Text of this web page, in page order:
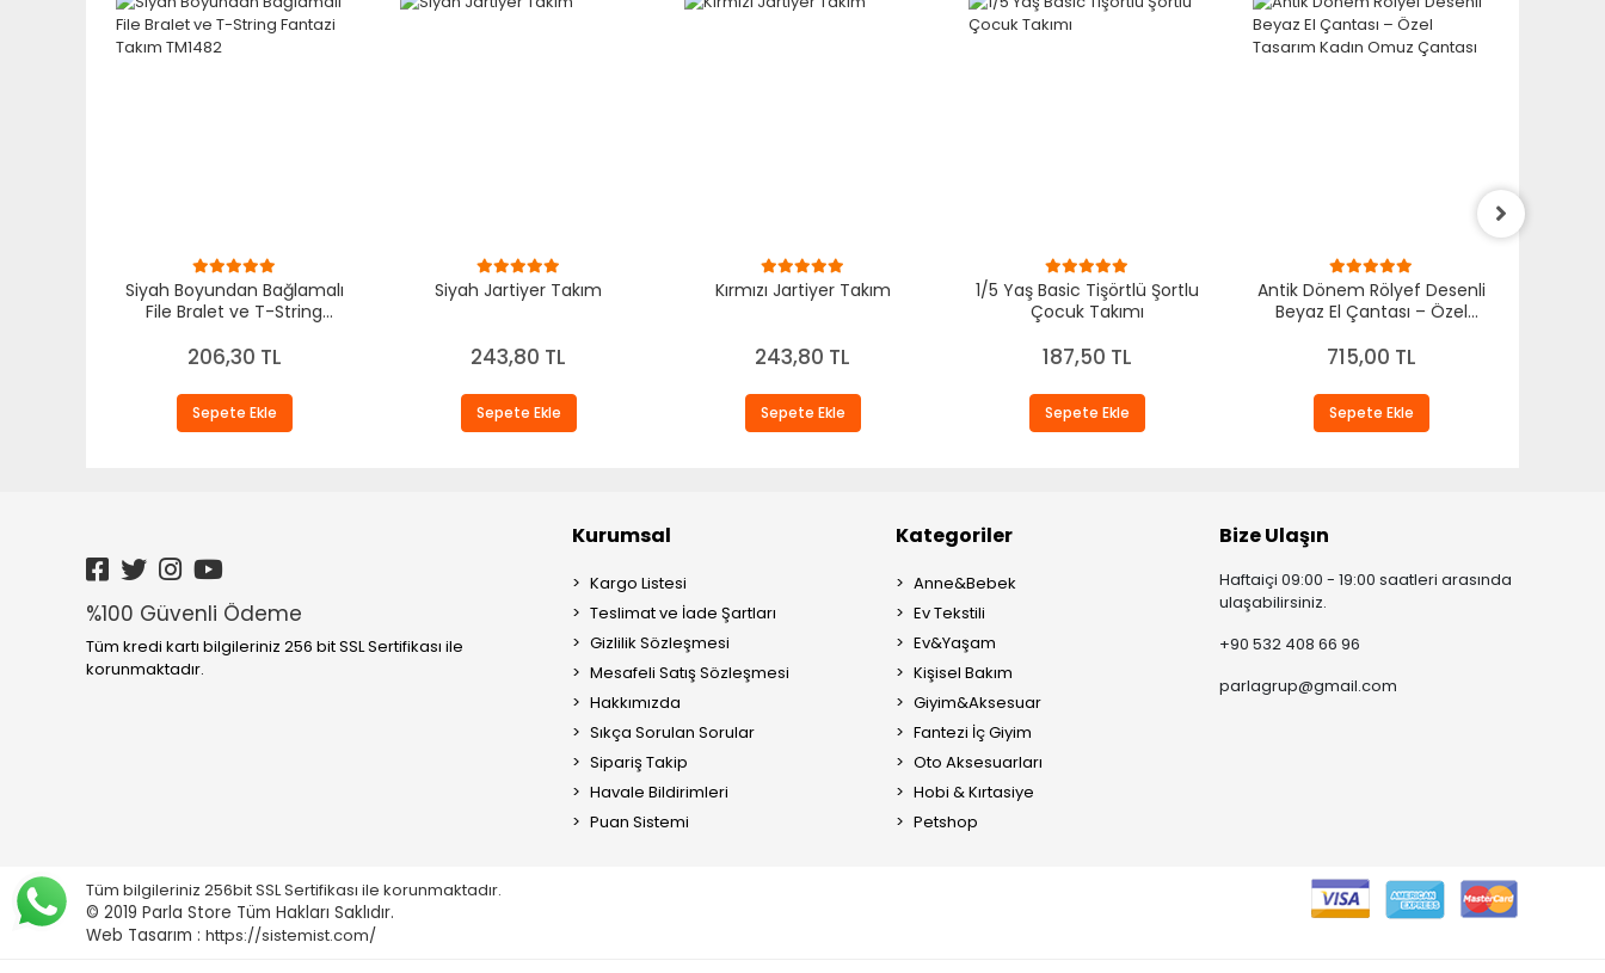
Siyah Boyundan Bağlamalı
File Bralet ve T-String
206,30 TL
Sepete Ekle
Siyah Jartiyer Takım
243,80 TL
Sepete Ekle
Kırmızı Jartiyer Takım
243,80 TL
Sepete Ekle
1/5 Yaş Basic Tişörtlü Şortlu
Çocuk Takımı
187,50 TL
Sepete Ekle
Antik Dönem Rölyef Desenli
Beyaz El Çantası – Özel
Çantası
715,00 TL
Sepete Ekle
%100 Güvenli Ödeme
Tüm kredi kartı bilgileriniz 256 bit SSL Sertifikası ile
korunmaktadır.
Kurumsal
Kargo Listesi
Teslimat ve İade Şartları
Gizlilik Sözleşmesi
Mesafeli Satış Sözleşmesi
Hakkımızda
Sıkça Sorulan Sorular
Sipariş Takip
Havale Bildirimleri
Puan Sistemi
Kategoriler
Anne&Bebek
Ev Tekstili
Ev&Yaşam
Kişisel Bakım
Giyim&Aksesuar
Fantezi İç Giyim
Oto Aksesuarları
Hobi & Kırtasiye
Petshop
Bize Ulaşın
Haftaiçi 09:00 - 19:00 saatleri arasında
ulaşabilirsiniz.
+90 532 408 66 96
parlagrup@gmail.com
Tüm bilgileriniz 256bit SSL Sertifikası ile korunmaktadır.
© 2019 Parla Store Tüm Hakları Saklıdır.
Web Tasarım : https://sistemist.com/